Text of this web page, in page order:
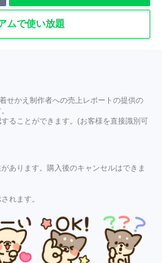
ムで使い放題
せかえ制作者への売上レポートの提供の
ることができます。(お客様を直接識別可
あります。購入後のキャンセルはできま
れます。